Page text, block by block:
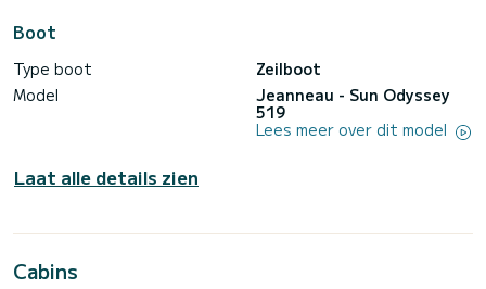
Boot
Type boot
Zeilboot
Model
Jeanneau - Sun Odyssey
519
Lees meer over dit model
Laat alle details zien
Cabins